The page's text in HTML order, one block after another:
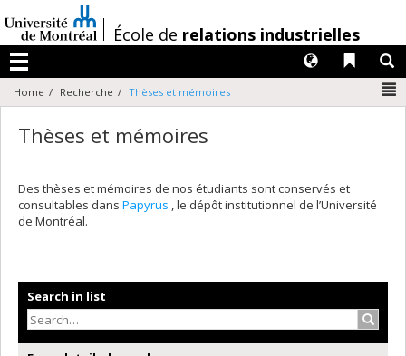
au
contenu
/École de relations industrielles
Menu
Liens
Langues
Home Recherche Thèses et mémoires
Thèses et mémoires
Des thèses et mémoires de nos étudiants sont conservés et
consultables dans Papyrus , le dépôt institutionnel de l’Université
de Montréal.
Search in list